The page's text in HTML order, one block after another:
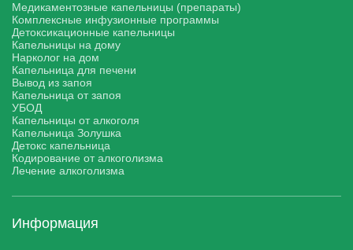
Медикаментозные капельницы (препараты)
Комплексные инфузионные программы
Детоксикационные капельницы
Капельницы на дому
Нарколог на дом
Капельница для печени
Вывод из запоя
Капельница от запоя
УБОД
Капельницы от алкоголя
Капельница Золушка
Детокс капельница
Кодирование от алкоголизма
Лечение алкоголизма
Информация